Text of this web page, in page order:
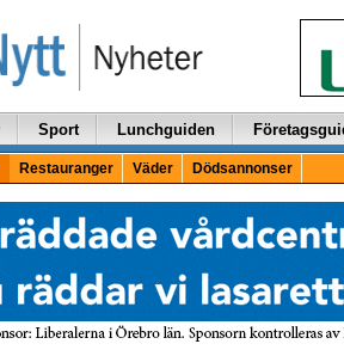
Sport Lunchguiden
Restauranger Väder Dödsannonser